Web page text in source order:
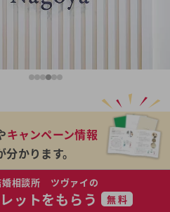
キャンペーン情報
かります。
婚相談所 ツヴァイの
ットをもらう 無料